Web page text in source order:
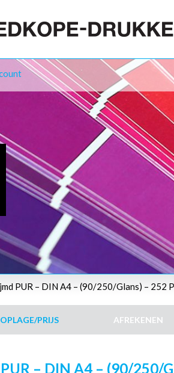
PUR – DIN A4 – (90/250/Glans) – 252
OPLAGE/PRIJS AFREKENEN
– DIN A4 – (90/250/